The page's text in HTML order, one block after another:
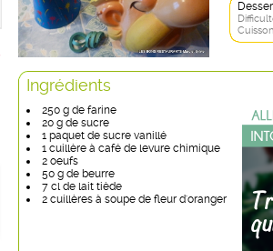
Ingrédients
250 g de farine
20 g de sucre
1 paquet de sucre vanillé
1 cuillère à café de levure chimique
2 oeufs
50 g de beurre
7 cl de lait tiède
2 cuillères à soupe de fleur d'oranger